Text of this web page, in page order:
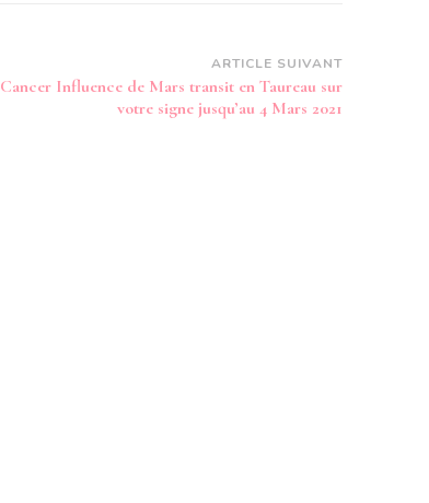
ARTICLE SUIVANT
Cancer Influence de Mars transit en Taureau sur
votre signe jusqu’au 4 Mars 2021